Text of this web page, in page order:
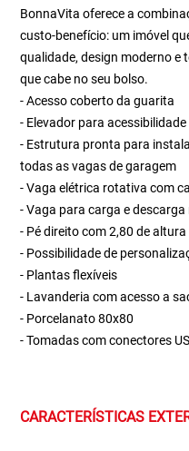
BonnaVita oferece a
custo-benefício: um imóvel
qualidade, design moderno e
que cabe no seu bolso.
- Acesso coberto da guarita
- Elevador para
- Estrutura pronta para
todas as vagas de garagem
- Vaga elétrica rotativa com
- Vaga para carga e
- Pé direito com 2,80 de altura
- Possibilidade de
- Plantas flexíveis
- Lavanderia com acesso a
- Porcelanato 80x80
- Tomadas com conectores
CARACTERÍSTICAS